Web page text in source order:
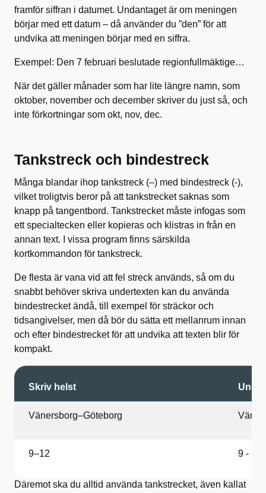
framför siffran i datumet. Undantaget är om meningen
börjar med ett datum – då använder du ”den” för att
undvika att meningen börjar med en siffra.
Exempel: Den 7 februari beslutade regionfullmäktige…
När det gäller månader som har lite längre namn, som
oktober, november och december skriver du just så, och
inte förkortningar som okt, nov, dec.
Tankstreck och bindestreck
Många blandar ihop tankstreck (–) med bindestreck (-),
vilket troligtvis beror på att tankstrecket saknas som
knapp på tangentbord. Tankstrecket måste infogas som
ett specialtecken eller kopieras och klistras in från en
annan text. I vissa program finns särskilda
kortkommandon för tankstreck.
De flesta är vana vid att fel streck används, så om du
snabbt behöver skriva undertexten kan du använda
bindestrecket ändå, till exempel för sträckor och
tidsangivelser, men då bör du sätta ett mellanrum innan
och efter bindestrecket för att undvika att texten blir för
kompakt.
Skriv helst
Vänersborg–Göteborg
9–12 9 - 12
Däremot ska du alltid använda tankstrecket, även kallat